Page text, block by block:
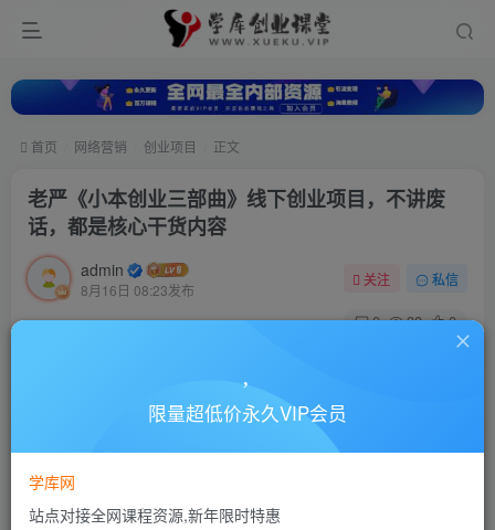
首页 网络营销 创业项目 正文
老严《小本创业三部曲》线下创业项目，不讲废
话，都是核心干货内容
admin
8月16日 08:23发布
关注 私信
0 38 0
此内容为付费资源，请付费后查看
10
限量超低价永久VIP会员
学库网
站点对接全网课程资源,新年限时特惠